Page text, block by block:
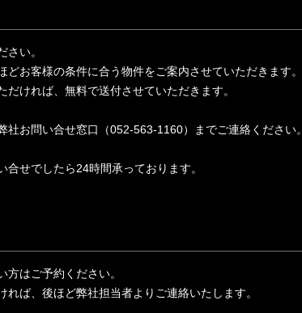
さい。
お客様の条件に合う物件をご案内させていただきます。
ければ、無料で送付させていただきます。
社お問い合せ窓口（052-563-1160）までご連絡ください。
合せでしたら24時間承っております。
方はご予約ください。
れば、後ほど弊社担当者よりご連絡いたします。